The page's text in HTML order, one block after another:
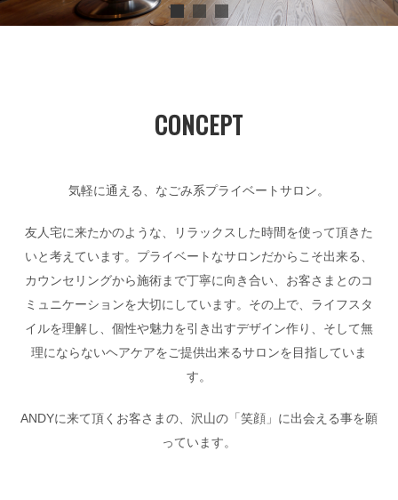
CONCEPT
気軽に通える、なごみ系プライベートサロン。
友人宅に来たかのような、リラックスした時間を使って頂きた
いと考えています。プライベートなサロンだからこそ出来る、
カウンセリングから施術まで丁寧に向き合い、お客さまとのコ
ミュニケーションを大切にしています。その上で、ライフスタ
イルを理解し、個性や魅力を引き出すデザイン作り、そして無
理にならないヘアケアをご提供出来るサロンを目指していま
す。
ANDYに来て頂くお客さまの、沢山の「笑顔」に出会える事を願
っています。